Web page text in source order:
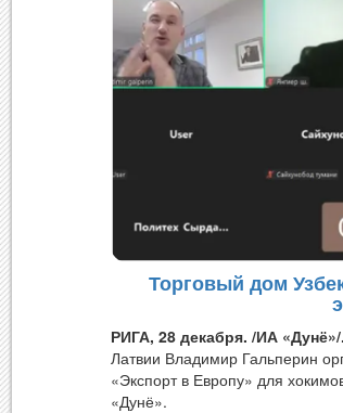
Торговый дом
РИГА, 28 декабря. /ИА «Дунё»/.
Латвии Владимир Гальперин
«Экспорт в Европу» для
«Дунё».